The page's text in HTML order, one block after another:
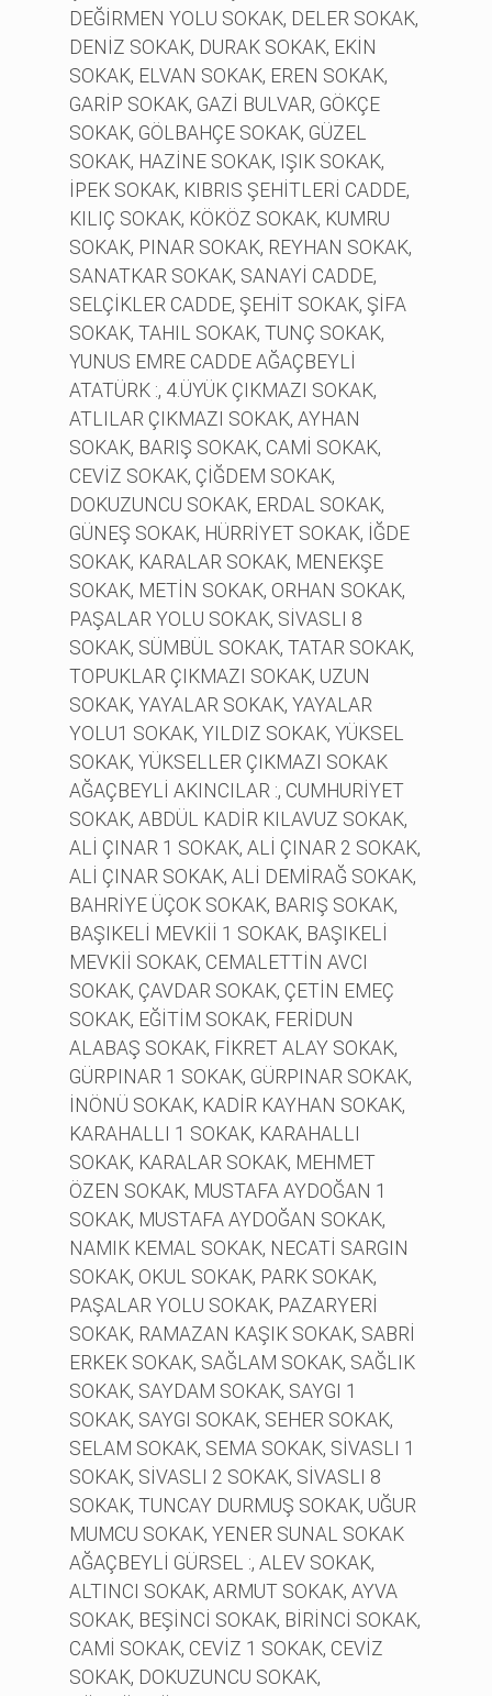
DEĞİRMEN YOLU SOKAK, DELER SOKAK,
DENİZ SOKAK, DURAK SOKAK, EKİN
SOKAK, ELVAN SOKAK, EREN SOKAK,
GARİP SOKAK, GAZİ BULVAR, GÖKÇE
SOKAK, GÖLBAHÇE SOKAK, GÜZEL
SOKAK, HAZİNE SOKAK, IŞIK SOKAK,
İPEK SOKAK, KIBRIS ŞEHİTLERİ CADDE,
KILIÇ SOKAK, KÖKÖZ SOKAK, KUMRU
SOKAK, PINAR SOKAK, REYHAN SOKAK,
SANATKAR SOKAK, SANAYİ CADDE,
SELÇİKLER CADDE, ŞEHİT SOKAK, ŞİFA
SOKAK, TAHIL SOKAK, TUNÇ SOKAK,
YUNUS EMRE CADDE AĞAÇBEYLİ
ATATÜRK :, 4.ÜYÜK ÇIKMAZI SOKAK,
ATLILAR ÇIKMAZI SOKAK, AYHAN
SOKAK, BARIŞ SOKAK, CAMİ SOKAK,
CEVİZ SOKAK, ÇİĞDEM SOKAK,
DOKUZUNCU SOKAK, ERDAL SOKAK,
GÜNEŞ SOKAK, HÜRRİYET SOKAK, İĞDE
SOKAK, KARALAR SOKAK, MENEKŞE
SOKAK, METİN SOKAK, ORHAN SOKAK,
PAŞALAR YOLU SOKAK, SİVASLI 8
SOKAK, SÜMBÜL SOKAK, TATAR SOKAK,
TOPUKLAR ÇIKMAZI SOKAK, UZUN
SOKAK, YAYALAR SOKAK, YAYALAR
YOLU1 SOKAK, YILDIZ SOKAK, YÜKSEL
SOKAK, YÜKSELLER ÇIKMAZI SOKAK
AĞAÇBEYLİ AKINCILAR :, CUMHURİYET
SOKAK, ABDÜL KADİR KILAVUZ SOKAK,
ALİ ÇINAR 1 SOKAK, ALİ ÇINAR 2 SOKAK,
ALİ ÇINAR SOKAK, ALİ DEMİRAĞ SOKAK,
BAHRİYE ÜÇOK SOKAK, BARIŞ SOKAK,
BAŞIKELİ MEVKİİ 1 SOKAK, BAŞIKELİ
MEVKİİ SOKAK, CEMALETTİN AVCI
SOKAK, ÇAVDAR SOKAK, ÇETİN EMEÇ
SOKAK, EĞİTİM SOKAK, FERİDUN
ALABAŞ SOKAK, FİKRET ALAY SOKAK,
GÜRPINAR 1 SOKAK, GÜRPINAR SOKAK,
İNÖNÜ SOKAK, KADİR KAYHAN SOKAK,
KARAHALLI 1 SOKAK, KARAHALLI
SOKAK, KARALAR SOKAK, MEHMET
ÖZEN SOKAK, MUSTAFA AYDOĞAN 1
SOKAK, MUSTAFA AYDOĞAN SOKAK,
NAMIK KEMAL SOKAK, NECATİ SARGIN
SOKAK, OKUL SOKAK, PARK SOKAK,
PAŞALAR YOLU SOKAK, PAZARYERİ
SOKAK, RAMAZAN KAŞIK SOKAK, SABRİ
ERKEK SOKAK, SAĞLAM SOKAK, SAĞLIK
SOKAK, SAYDAM SOKAK, SAYGI 1
SOKAK, SAYGI SOKAK, SEHER SOKAK,
SELAM SOKAK, SEMA SOKAK, SİVASLI 1
SOKAK, SİVASLI 2 SOKAK, SİVASLI 8
SOKAK, TUNCAY DURMUŞ SOKAK, UĞUR
MUMCU SOKAK, YENER SUNAL SOKAK
AĞAÇBEYLİ GÜRSEL :, ALEV SOKAK,
ALTINCI SOKAK, ARMUT SOKAK, AYVA
SOKAK, BEŞİNCİ SOKAK, BİRİNCİ SOKAK,
CAMİ SOKAK, CEVİZ 1 SOKAK, CEVİZ
SOKAK, DOKUZUNCU SOKAK,